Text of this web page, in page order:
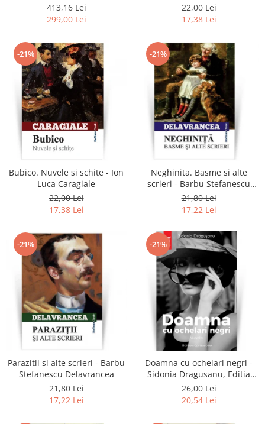
413,16 Lei
299,00 Lei
22,00 Lei
17,38 Lei
-21%
Bubico. Nuvele si schite - Ion
Luca Caragiale
22,00 Lei
17,38 Lei
-21%
Neghinita. Basme si alte
scrieri - Barbu Stefanescu
Delavrancea
21,80 Lei
17,22 Lei
-21%
Parazitii si alte scrieri - Barbu
Stefanescu Delavrancea
21,80 Lei
17,22 Lei
-21%
Doamna cu ochelari negri -
Sidonia Dragusanu, Editia
2020
26,00 Lei
20,54 Lei